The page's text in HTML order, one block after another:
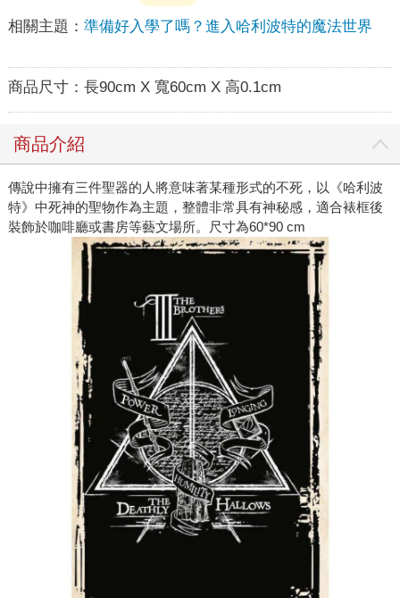
相關主題： 準備好入學了嗎？進入哈利波特的魔法世界
商品尺寸： 長90cm X 寬60cm X 高0.1cm
商品介紹
傳說中擁有三件聖器的人將意味著某種形式的不死，以《哈利波
特》中死神的聖物作為主題，整體非常具有神秘感，適合裱框後
裝飾於咖啡廳或書房等藝文場所。尺寸為60*90 cm